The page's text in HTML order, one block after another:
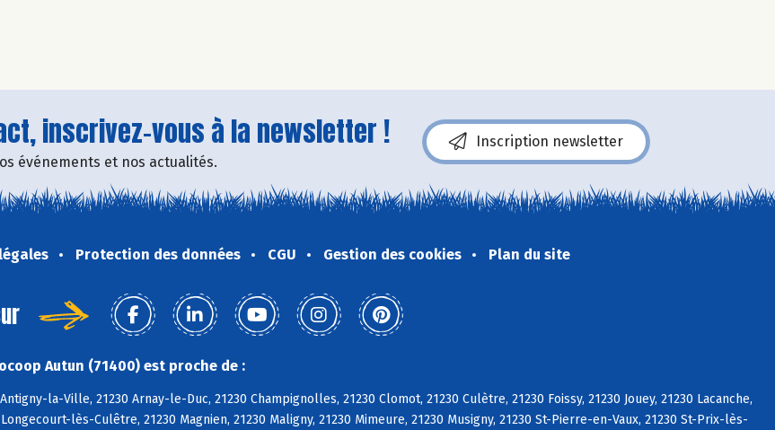
inscrivez-vous à la newsletter !
événements et nos actualités.
Inscription newsletter
Protection des données CGU Gestion des cookies Plan du site
Autun (71400) est proche de :
la-Ville, 21230 Arnay-le-Duc, 21230 Champignolles, 21230 Clomot, 21230 Culètre, 21230 Foissy, 21230 Jouey, 21230 Lacanche,
Longecourt-lès-Culêtre, 21230 Magnien, 21230 Maligny, 21230 Mimeure, 21230 Musigny, 21230 St-Pierre-en-Vaux, 21230 St-Prix-lès-